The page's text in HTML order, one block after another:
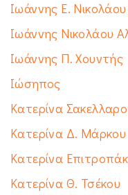
Ιωάννης Ε.
Ιωάννης Νικολάου
Ιωάννης Π. Χουντής
Ιώσηπος
Κατερίνα
Κατερίνα Δ. Μάρκου
Κατερίνα
Κατερίνα Θ. Τσέκου